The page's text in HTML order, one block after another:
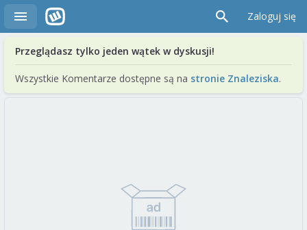
Zaloguj się
Przeglądasz tylko jeden wątek w dyskusji!
Wszystkie Komentarze dostępne są na stronie Znaleziska.